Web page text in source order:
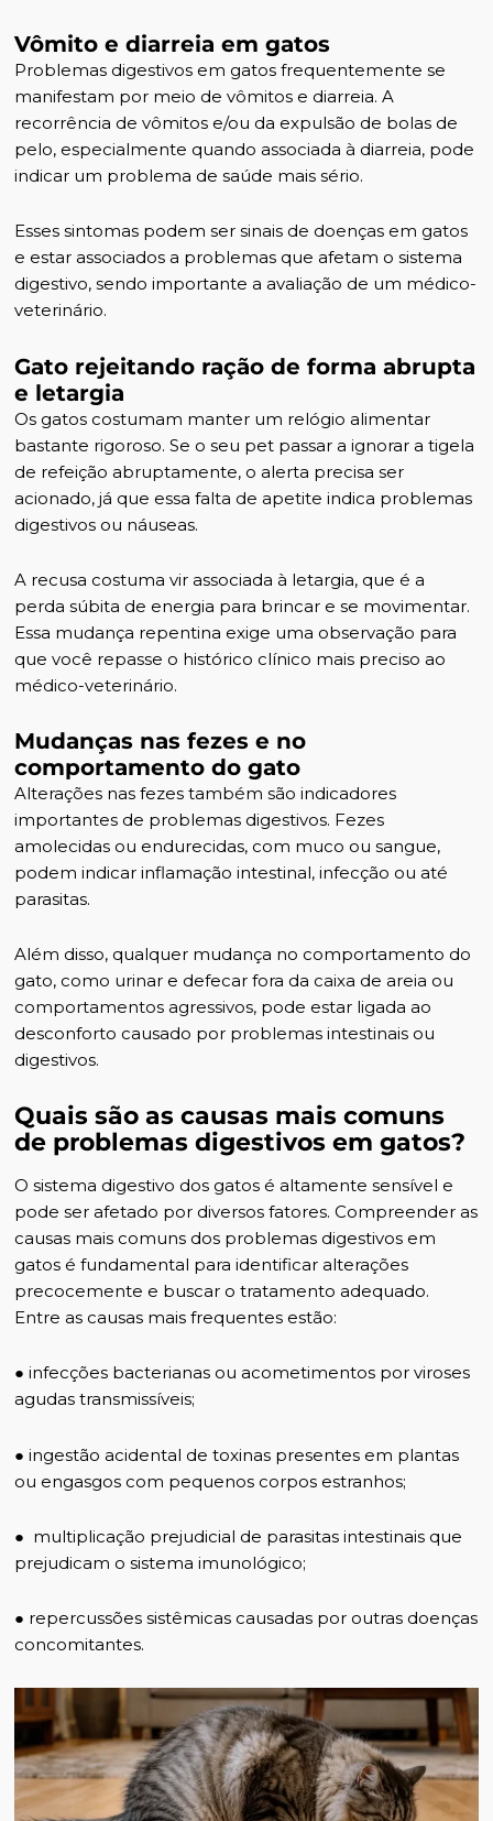
Vômito e diarreia em gatos
Problemas digestivos em gatos frequentemente se
manifestam por meio de vômitos e diarreia. A
recorrência de vômitos e/ou da expulsão de bolas de
pelo, especialmente quando associada à diarreia, pode
indicar um problema de saúde mais sério.
Esses sintomas podem ser sinais de doenças em gatos
e estar associados a problemas que afetam o sistema
digestivo, sendo importante a avaliação de um médico-
veterinário.
Gato rejeitando ração de forma abrupta
e letargia
Os gatos costumam manter um relógio alimentar
bastante rigoroso. Se o seu pet passar a ignorar a tigela
de refeição abruptamente, o alerta precisa ser
acionado, já que essa falta de apetite indica problemas
digestivos ou náuseas.
A recusa costuma vir associada à letargia, que é a
perda súbita de energia para brincar e se movimentar.
Essa mudança repentina exige uma observação para
que você repasse o histórico clínico mais preciso ao
médico-veterinário.
Mudanças nas fezes e no
comportamento do gato
Alterações nas fezes também são indicadores
importantes de problemas digestivos. Fezes
amolecidas ou endurecidas, com muco ou sangue,
podem indicar inflamação intestinal, infecção ou até
parasitas.
Além disso, qualquer mudança no comportamento do
gato, como urinar e defecar fora da caixa de areia ou
comportamentos agressivos, pode estar ligada ao
desconforto causado por problemas intestinais ou
digestivos.
Quais são as causas mais comuns
de problemas digestivos em gatos?
O sistema digestivo dos gatos é altamente sensível e
pode ser afetado por diversos fatores. Compreender as
causas mais comuns dos problemas digestivos em
gatos é fundamental para identificar alterações
precocemente e buscar o tratamento adequado.
Entre as causas mais frequentes estão:
● infecções bacterianas ou acometimentos por viroses
agudas transmissíveis;
● ingestão acidental de toxinas presentes em plantas
ou engasgos com pequenos corpos estranhos;
● multiplicação prejudicial de parasitas intestinais que
prejudicam o sistema imunológico;
● repercussões sistêmicas causadas por outras doenças
concomitantes.